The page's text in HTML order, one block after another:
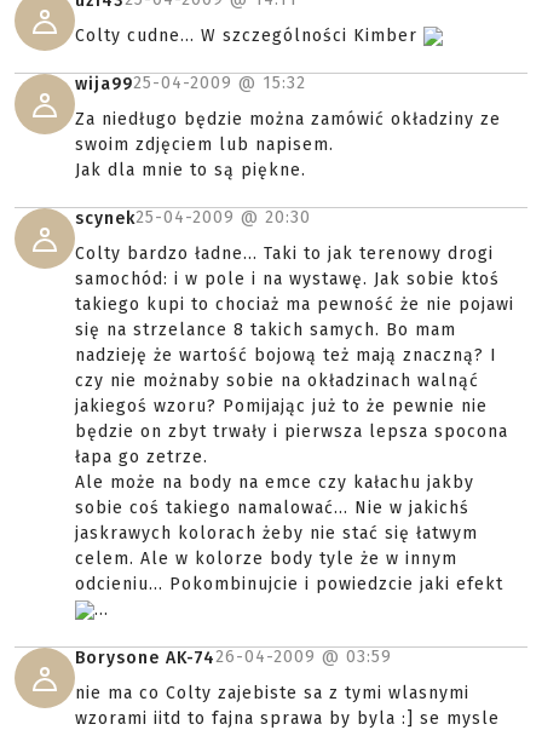
Colty cudne... W szczególności Kimber
wija9925-04-2009 @ 15:32
Za niedługo będzie można zamówić okładziny ze
swoim zdjęciem lub napisem.
Jak dla mnie to są piękne.
scynek25-04-2009 @ 20:30
Colty bardzo ładne... Taki to jak terenowy drogi
samochód: i w pole i na wystawę. Jak sobie ktoś
takiego kupi to chociaż ma pewność że nie pojawi
się na strzelance 8 takich samych. Bo mam
nadzieję że wartość bojową też mają znaczną? I
czy nie możnaby sobie na okładzinach walnąć
jakiegoś wzoru? Pomijając już to że pewnie nie
będzie on zbyt trwały i pierwsza lepsza spocona
łapa go zetrze.
Ale może na body na emce czy kałachu jakby
sobie coś takiego namalować... Nie w jakichś
jaskrawych kolorach żeby nie stać się łatwym
celem. Ale w kolorze body tyle że w innym
odcieniu... Pokombinujcie i powiedzcie jaki efekt
...
Borysone AK-7426-04-2009 @ 03:59
nie ma co Colty zajebiste sa z tymi wlasnymi
wzorami iitd to fajna sprawa by byla :] se mysle